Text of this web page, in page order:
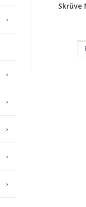
Skrūve
›
›
›
›
›
›